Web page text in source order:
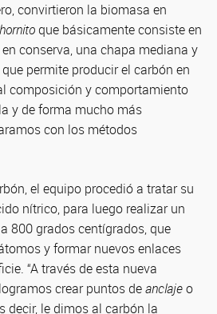
convirtieron la biomasa en
hornitoque básicamente consiste en
conserva, una chapa mediana y
permite producir el carbón en
composición y comportamiento
y de forma mucho más
con los métodos
el equipo procedió a tratar su
nítrico, para luego realizar un
800 grados centígrados, que
y formar nuevos enlaces
“A través de esta nueva
crear puntos deanclajeo
decir, le dimos al carbón la